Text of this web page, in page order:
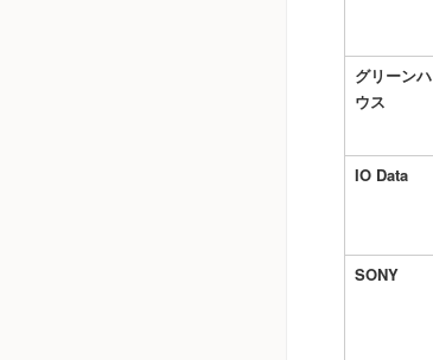
グリーンハ
ウス
IO Data
SONY